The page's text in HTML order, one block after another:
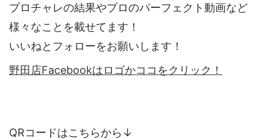
プロチャレの結果やプロのパーフェクト動画など
様々なことを載せてます！
いいねとフォローをお願いします！
野田店Facebookはロゴかココをクリック！
QRコードはこちらから↓